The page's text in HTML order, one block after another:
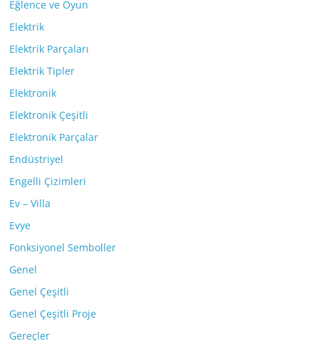
Eğlence ve Oyun
Elektrik
Elektrik Parçaları
Elektrik Tipler
Elektronik
Elektronik Çeşitli
Elektronik Parçalar
Endüstriyel
Engelli Çizimleri
Ev – Villa
Evye
Fonksiyonel Semboller
Genel
Genel Çeşitli
Genel Çeşitli Proje
Gereçler